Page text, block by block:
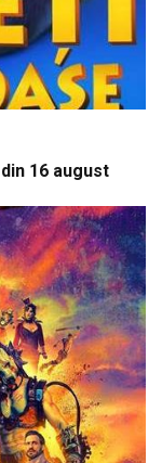
16 august